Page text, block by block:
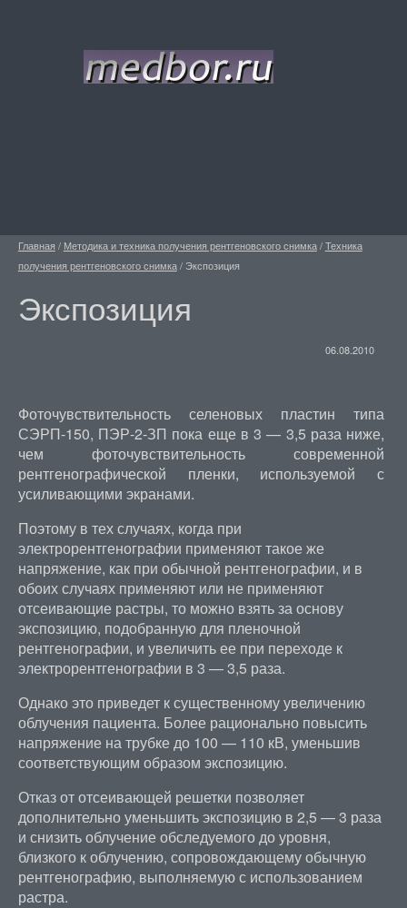
Главная / Методика и техника получения рентгеновского снимка/Техника
получения рентгеновского снимка/ Экспозиция
Экспозиция
06.08.2010
Фоточувствительность селеновых пластин типа
СЭРП-150, ПЭР-2-ЗП пока еще в 3 — 3,5 раза ниже,
чем фоточувствительность современной
рентгенографической пленки, используемой с
усиливающими экранами.
Поэтому в тех случаях, когда при
электрорентгенографии применяют такое же
напряжение, как при обычной рентгенографии, и в
обоих случаях применяют или не применяют
отсеивающие растры, то можно взять за основу
экспозицию, подобранную для пленочной
рентгенографии, и увеличить ее при переходе к
электрорентгенографии в 3 — 3,5 раза.
Однако это приведет к существенному увеличению
облучения пациента. Более рационально повысить
напряжение на трубке до 100 — 110 кВ, уменьшив
соответствующим образом экспозицию.
Отказ от отсеивающей решетки позволяет
дополнительно уменьшить экспозицию в 2,5 — 3 раза
и снизить облучение обследуемого до уровня,
близкого к облучению, сопровождающему обычную
рентгенографию, выполняемую с использованием
растра.